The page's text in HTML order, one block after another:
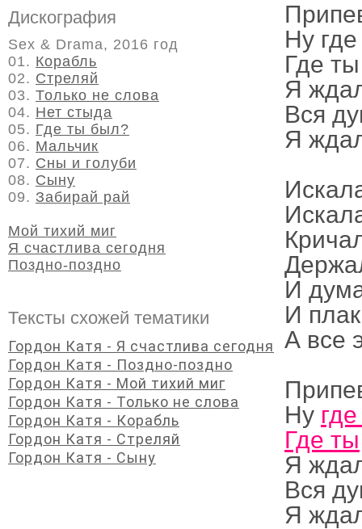
Ну
Где
Я
Вся
Я
И
И
А все
Ну
Где ты
Я
Вся
Я
Дискография
Sex & Drama, 2016 год
01. Корабль
02. Стреляй
03. Только не слова
04. Нет стыда
05. Где ты был?
06. Мальчик
07. Сны и голуби
08. Сыну
09. Забирай рай
Мой тихий миг
Я счастлива сегодня
Поздно-поздно
Тексты схожей тематики
Гордон Катя - Я счастлива сегодня
Гордон Катя - Поздно-поздно
Гордон Катя - Мой тихий миг
Гордон Катя - Только не слова
Гордон Катя - Корабль
Гордон Катя - Стреляй
Гордон Катя - Сыну